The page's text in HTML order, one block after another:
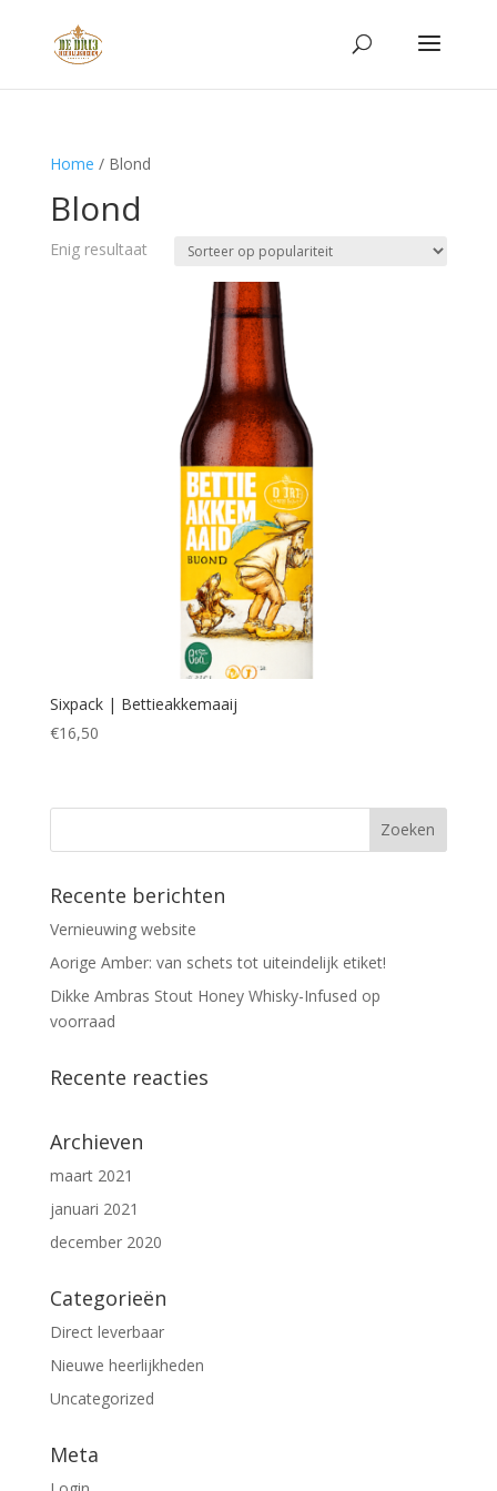
Home / Blond
Blond
Enig resultaat
Sixpack | Bettieakkemaaij
€16,50
Recente berichten
Vernieuwing website
Aorige Amber: van schets tot uiteindelijk etiket!
Dikke Ambras Stout Honey Whisky-Infused op
voorraad
Recente reacties
Archieven
maart 2021
januari 2021
december 2020
Categorieën
Direct leverbaar
Nieuwe heerlijkheden
Uncategorized
Meta